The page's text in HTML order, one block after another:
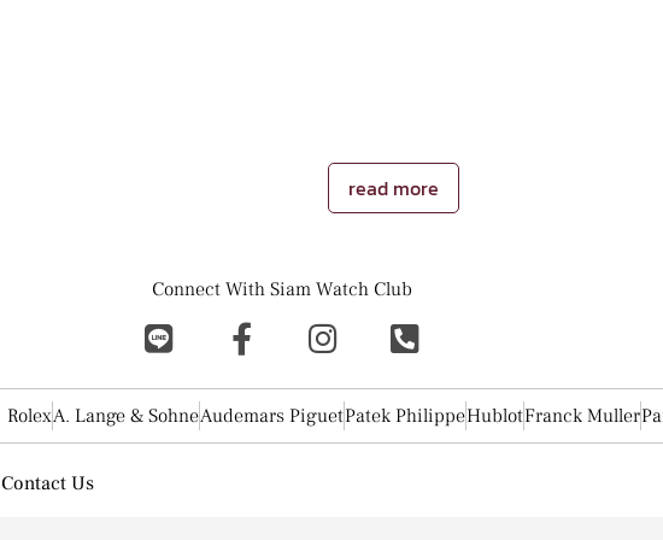
read more
Connect With Siam Watch Club
RolexA. Lange & SohneAudemars PiguetPatek PhilippeHublotFranck Muller
Contact Us